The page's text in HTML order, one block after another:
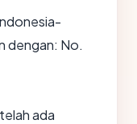
dengan: No.
ada